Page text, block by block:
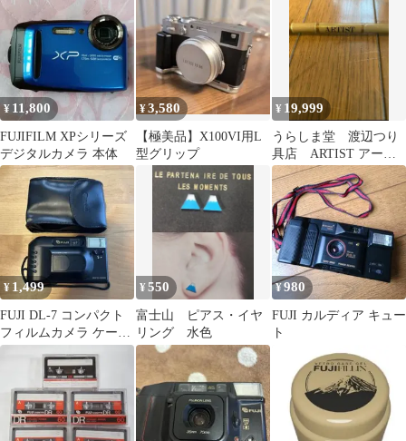
豆 限定
¥ 11,800
FUJIFILM XPシリーズ
デジタルカメラ 本体
¥3,580
【極美品】X100VI用L
型グリップ
¥ 19,999
うらしま堂 渡辺つり
具店 ARTIST アーテ
ィスト フジグリップ
¥ 1,499
FUJI DL-7 コンパクト
フィルムカメラ ケース
付き 動作未確認 ジャン
¥550
富士山 ピアス・イヤ
リング 水色
¥980
FUJI カルディア キュー
ト